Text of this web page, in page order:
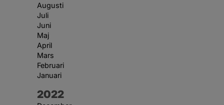
Augusti
Juli
Juni
Maj
April
Mars
Februari
Januari
År:
2022